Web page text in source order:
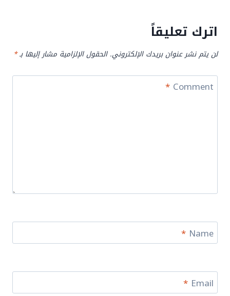
اترك تعليقاً
لن يتم نشر عنوان بريدك الإلكتروني. الحقول الإلزامية مشار إليها بـ*
Comment
*
Name
*
Email
*